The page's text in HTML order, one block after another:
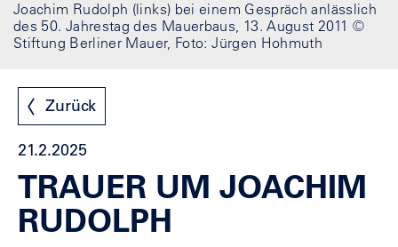
Joachim Rudolph (links) bei einem Gespräch anlässlich
des 50. Jahrestag des Mauerbaus, 13. August 2011 ©
Stiftung Berliner Mauer, Foto: Jürgen Hohmuth
Zurück
21.2.2025
TRAUER UM JOACHIM
RUDOLPH